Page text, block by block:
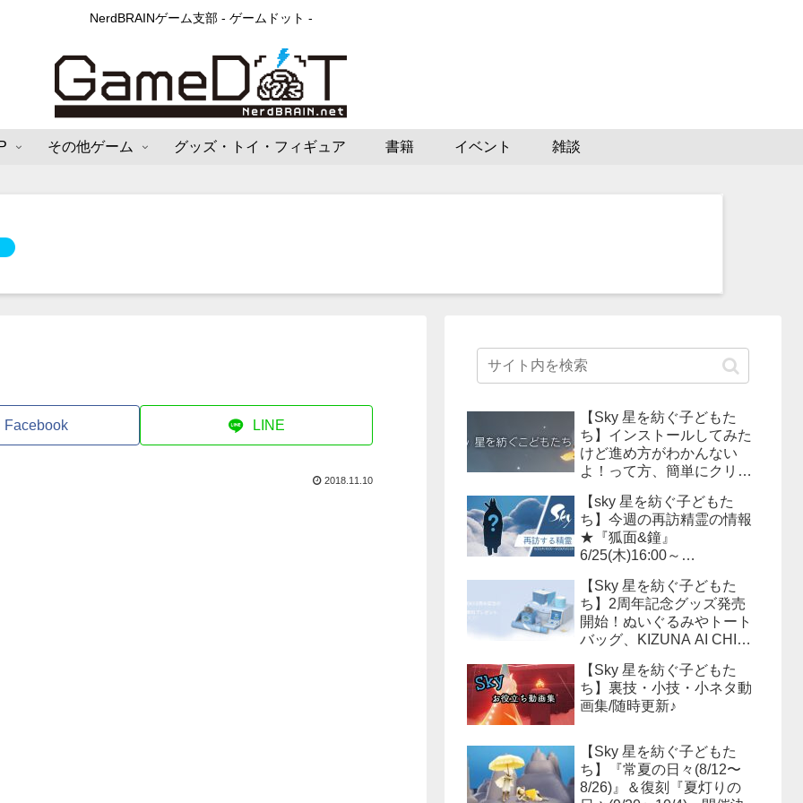
NerdBRAINゲーム支部 - ゲームドット -
その他ゲーム グッズ・トイ・フィギュア 書籍 イベント 雑談
Facebook LINE
2018.11.10
【Sky 星を紡ぐ子どもた
ち】インストールしてみた
けど進め方がわかんない
よ！って方、簡単にクリア
【sky 星を紡ぐ子どもた
ち】今週の再訪精霊の情報
★『狐面&鐘』
6/25(木)16:00～
キャンドル数は？？
【Sky 星を紡ぐ子どもた
ち】2周年記念グッズ発売
開始！ぬいぐるみやトート
バッグ、KIZUNA AI CHINA
れます！
【Sky 星を紡ぐ子どもた
ち】裏技・小技・小ネタ動
画集/随時更新♪
【Sky 星を紡ぐ子どもた
ち】『常夏の日々(8/12〜
8/26)』＆復刻『夏灯りの